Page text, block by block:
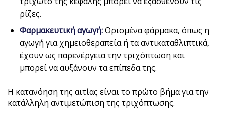
ρίζες.
Φαρμακευτική αγωγή:Ορισμένα φάρμακα, όπως η
αγωγή για χημειοθεραπεία ή τα αντικαταθλιπτικά,
έχουν ως παρενέργεια την τριχόπτωση και
μπορεί να αυξάνουν τα επίπεδα της.
Η κατανόηση της αιτίας είναι το πρώτο βήμα για την
κατάλληλη αντιμετώπιση της τριχόπτωσης.